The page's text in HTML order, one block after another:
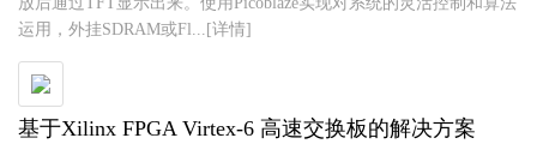
运用，外挂SDRAM或Fl...[详情]
基于Xilinx FPGA Virtex-6 高速交换板的解决方案